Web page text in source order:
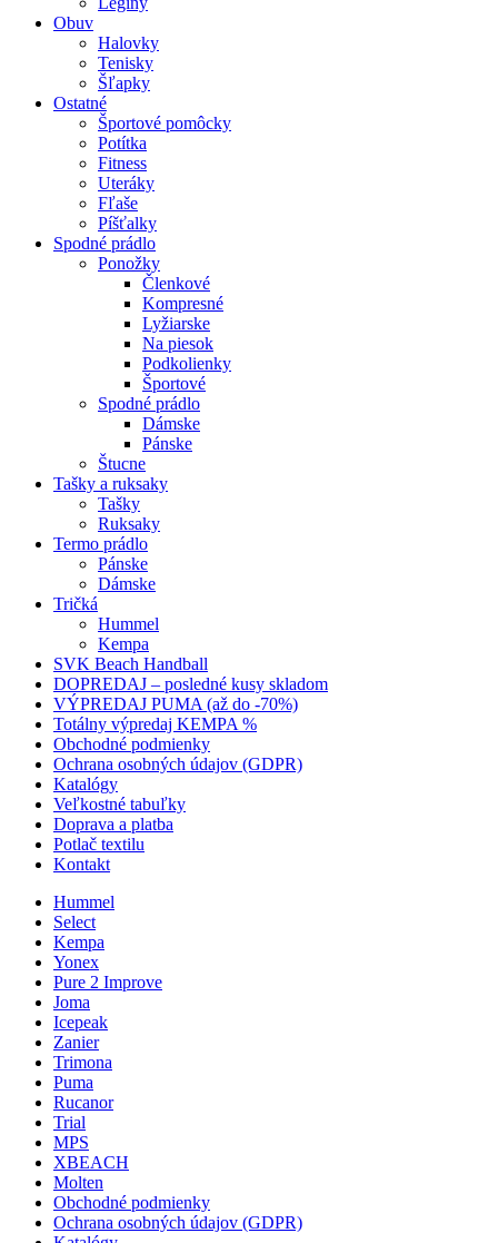
Obuv
Halovky
Tenisky
Šľapky
Ostatné
Športové pomôcky
Potítka
Fitness
Uteráky
Fľaše
Píšťalky
Spodné prádlo
Ponožky
Členkové
Kompresné
Lyžiarske
Na piesok
Podkolienky
Športové
Spodné prádlo
Dámske
Pánske
Štucne
Tašky a ruksaky
Tašky
Ruksaky
Termo prádlo
Pánske
Dámske
Tričká
Hummel
Kempa
SVK Beach Handball
DOPREDAJ – posledné kusy skladom
VÝPREDAJ PUMA (až do -70%)
Totálny výpredaj KEMPA %
Obchodné podmienky
Ochrana osobných údajov (GDPR)
Katalógy
Veľkostné tabuľky
Doprava a platba
Potlač textilu
Kontakt
Hummel
Select
Kempa
Yonex
Pure 2 Improve
Joma
Icepeak
Zanier
Trimona
Puma
Rucanor
Trial
MPS
XBEACH
Molten
Obchodné podmienky
Ochrana osobných údajov (GDPR)